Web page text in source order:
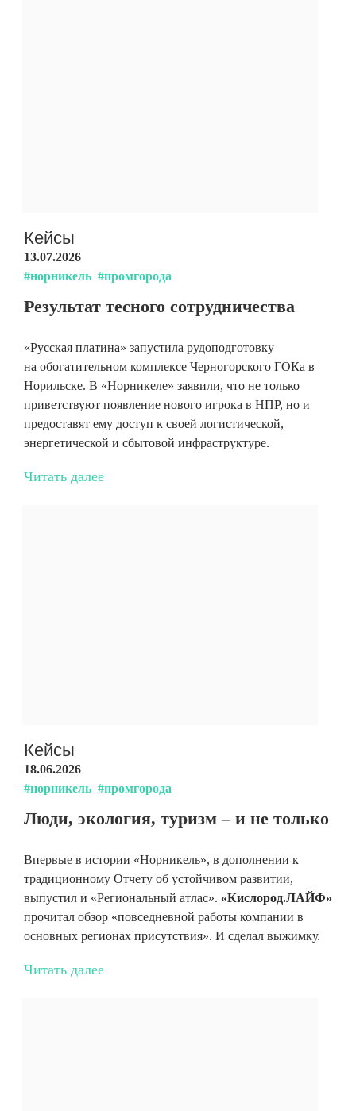
Кейсы
13.07.2026
#норникель #промгорода
Результат тесного сотрудничества
«Русская платина» запустила рудоподготовку
на обогатительном комплексе Черногорского ГОКа в
Норильске. В «Норникеле» заявили, что не только
приветствуют появление нового игрока в НПР, но и
предоставят ему доступ к своей логистической,
энергетической и сбытовой инфраструктуре.
Читать далее
Кейсы
18.06.2026
#норникель #промгорода
Люди, экология, туризм – и не только
Впервые в истории «Норникель», в дополнении к
традиционному Отчету об устойчивом развитии,
выпустил и «Региональный атлас». «Кислород.ЛАЙФ»
прочитал обзор «повседневной работы компании в
основных регионах присутствия». И сделал выжимку.
Читать далее